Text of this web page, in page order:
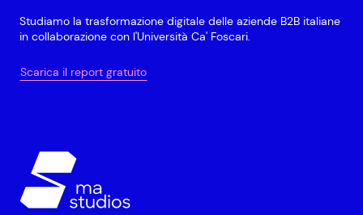
Studiamo la trasformazione digitale delle aziende B2B italiane
in collaborazione con l'Università Ca' Foscari.
Scarica il report gratuito